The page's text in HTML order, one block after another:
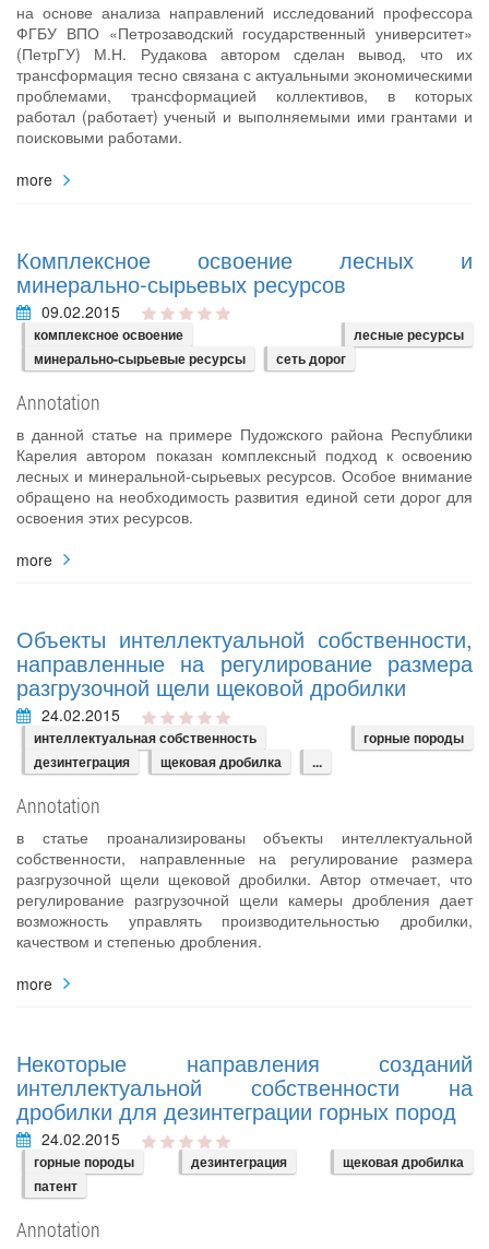
на основе анализа направлений исследований профессора
ФГБУ ВПО «Петрозаводский государственный университет»
(ПетрГУ) М.Н. Рудакова автором сделан вывод, что их
трансформация тесно связана с актуальными экономическими
проблемами, трансформацией коллективов, в которых
работал (работает) ученый и выполняемыми ими грантами и
поисковыми работами.
more
Комплексное освоение лесных и
минерально‐сырьевых ресурсов
09.02.2015
комплексное освоение
лесные ресурсы
минерально-сырьевые ресурсы
сеть дорог
Annotation
в данной статье на примере Пудожского района Республики
Карелия автором показан комплексный подход к освоению
лесных и минеральной‐сырьевых ресурсов. Особое внимание
обращено на необходимость развития единой сети дорог для
освоения этих ресурсов.
more
Объекты интеллектуальной собственности,
направленные на регулирование размера
разгрузочной щели щековой дробилки
24.02.2015
интеллектуальная собственность
горные породы
дезинтеграция
щековая дробилка ...
Annotation
в статье проанализированы объекты интеллектуальной
собственности, направленные на регулирование размера
разгрузочной щели щековой дробилки. Автор отмечает, что
регулирование разгрузочной щели камеры дробления дает
возможность управлять производительностью дробилки,
качеством и степенью дробления.
more
Некоторые направления созданий
интеллектуальной собственности на
дробилки для дезинтеграции горных пород
24.02.2015
горные породы дезинтеграция
щековая дробилка
патент
Annotation